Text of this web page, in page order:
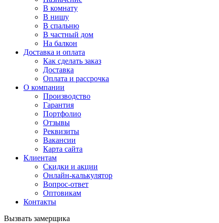
В комнату
В нишу
В спальню
В частный дом
На балкон
Доставка и оплата
Как сделать заказ
Доставка
Оплата и рассрочка
О компании
Производство
Гарантия
Портфолио
Отзывы
Реквизиты
Вакансии
Карта сайта
Клиентам
Скидки и акции
Онлайн-калькулятор
Вопрос-ответ
Оптовикам
Контакты
Вызвать замерщика